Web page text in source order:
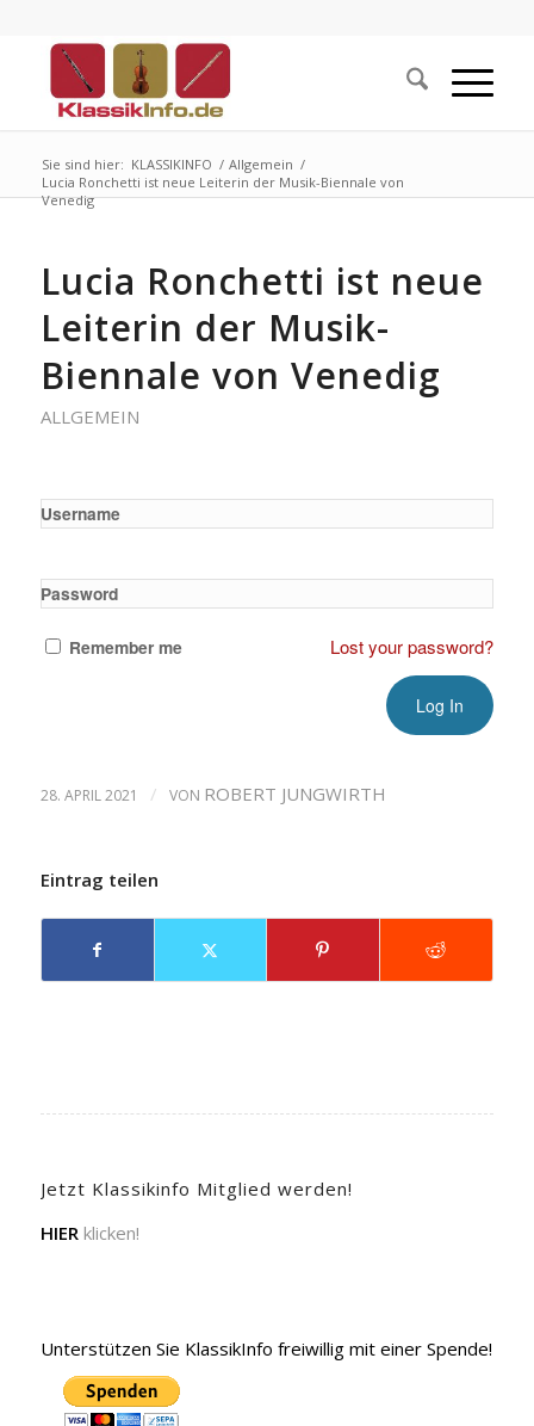
Sie sind hier: KLASSIKINFO / Allgemein /
Lucia Ronchetti ist neue Leiterin der Musik-Biennale von
Venedig
Lucia Ronchetti ist neue
Leiterin der Musik-
Biennale von Venedig
ALLGEMEIN
Username
Password
Remember me Lost your password?
28. APRIL 2021 / VON ROBERT JUNGWIRTH
Eintrag teilen
Jetzt Klassikinfo Mitglied werden!
HIER klicken!
Unterstützen Sie KlassikInfo freiwillig mit einer Spende!